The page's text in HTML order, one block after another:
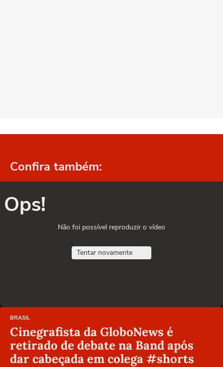
Confira também:
Ops!
Não foi possível reproduzir o vídeo
Tentar novamente
BRASIL
Cinegrafista da GloboNews é
retirado de debate na Band após
dar cabeçada em colega #shorts